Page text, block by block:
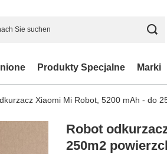
Produkty Specjalne Marki
Xiaomi Mi Robot, 5200 mAh - do
Robot
250m2